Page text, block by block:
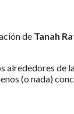
de Tanah
alrededores de
(o nada)